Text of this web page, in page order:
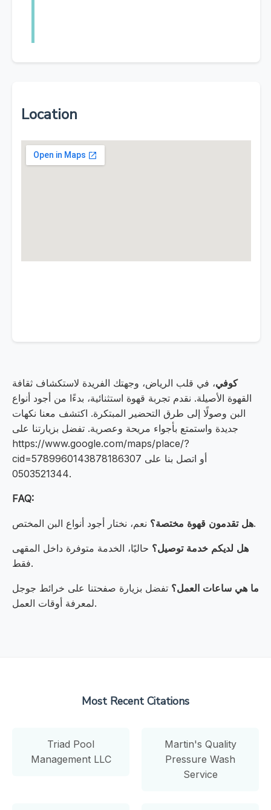
Location
كوفي، في قلب الرياض، وجهتك الفريدة لاستكشاف ثقافة
القهوة الأصيلة. نقدم تجربة قهوة استثنائية، بدءًا من أجود أنواع
البن وصولًا إلى طرق التحضير المبتكرة. اكتشف معنا نكهات
جديدة واستمتع بأجواء مريحة وعصرية. تفضل بزيارتنا على
https://www.google.com/maps/place/?
cid=5789960143878186307 أو اتصل بنا على
0503521344.
FAQ:
هل تقدمون قهوة مختصة؟نعم، نختار أجود أنواع البن المختص.
هل لديكم خدمة توصيل؟ حاليًا، الخدمة متوفرة داخل المقهى
فقط.
ما هي ساعات العمل؟ تفضل بزيارة صفحتنا على خرائط جوجل
لمعرفة أوقات العمل.
Most Recent Citations
Triad Pool
Management LLC
Martin's Quality
Pressure Wash
Service